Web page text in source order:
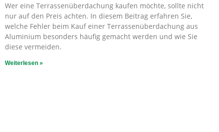
Wer eine Terrassenüberdachung kaufen möchte, sollte nicht
nur auf den Preis achten. In diesem Beitrag erfahren Sie,
welche Fehler beim Kauf einer Terrassenüberdachung aus
Aluminium besonders häufig gemacht werden und wie Sie
diese vermeiden.
Weiterlesen »